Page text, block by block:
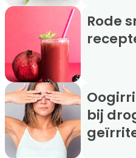
Rode smoothies:
Oogirritatie: wat te doen
bij